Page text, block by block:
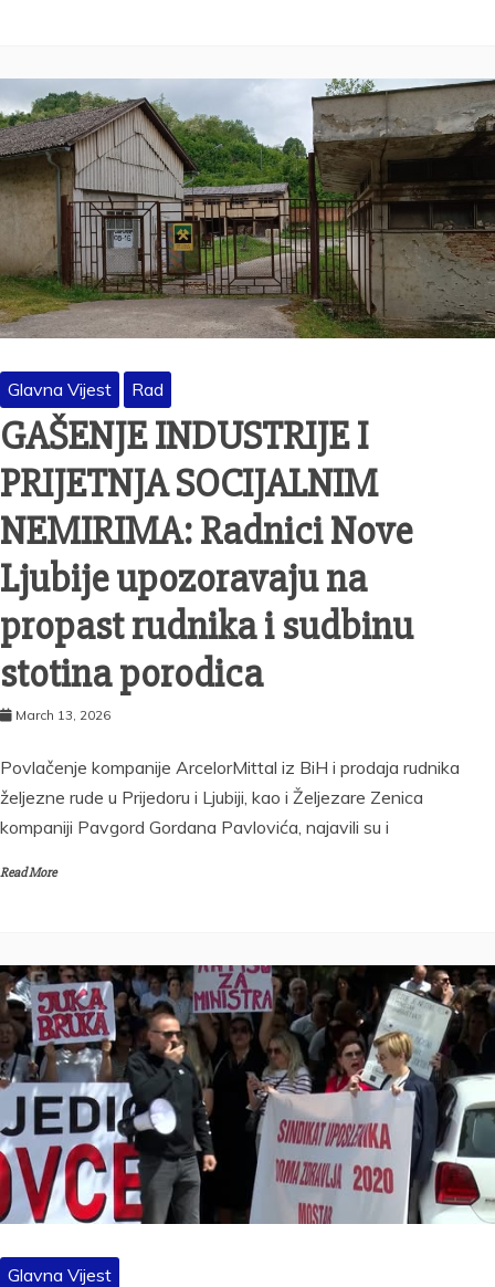
Glavna Vijest Rad
GAŠENJE INDUSTRIJE I
PRIJETNJA SOCIJALNIM
NEMIRIMA: Radnici Nove
Ljubije upozoravaju na
propast rudnika i sudbinu
stotina porodica
March 13, 2026
Povlačenje kompanije ArcelorMittal iz BiH i prodaja rudnika
željezne rude u Prijedoru i Ljubiji, kao i Željezare Zenica
kompaniji Pavgord Gordana Pavlovića, najavili su i
Read More
Glavna Vijest